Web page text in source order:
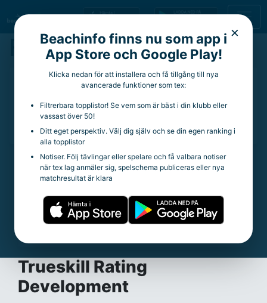
×
Beachinfo finns nu som app i
App Store och Google Play!
Klicka nedan för att installera och få tillgång till nya
avancerade funktioner som tex:
Filtrerbara topplistor! Se vem som är bäst i din klubb eller
vassast över 50!
Ditt eget perspektiv. Välj dig själv och se din egen ranking i
alla topplistor
Notiser. Följ tävlingar eller spelare och få valbara notiser
när tex lag anmäler sig, spelschema publiceras eller nya
matchresultat är klara
Felix Angeria
Aktuella rankingpoäng:
Totala rankingpoäng:67
Statistik
Trueskill Rating:9.18
Spelade matcher:97
Vinstprocent:8.25%
Trueskill Rating
Development